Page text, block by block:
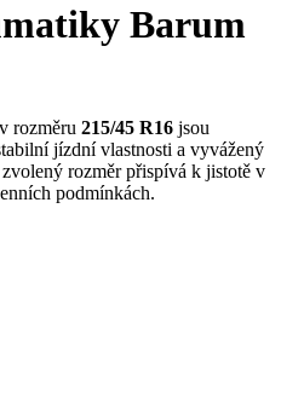
Barum
v rozměru 215/45 R16 jsou
jízdní vlastnosti a vyvážený
rozměr přispívá k jistotě v
podmínkách.